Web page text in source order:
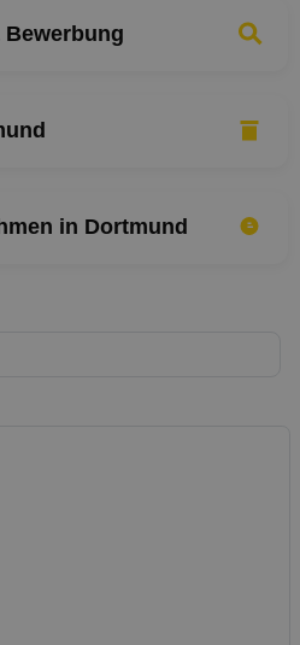
in Dortmund